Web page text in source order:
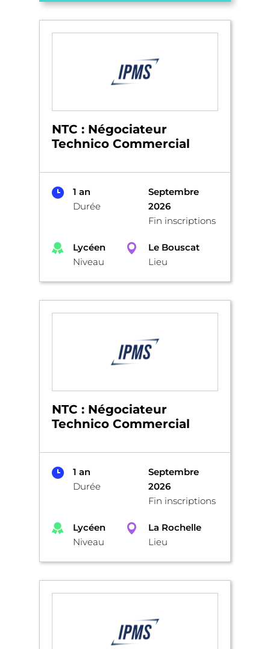
NTC : Négociateur
Technico Commercial
1 an
Durée
Septembre
2026
Fin inscriptions
Lycéen
Niveau
Le Bouscat
Lieu
NTC : Négociateur
Technico Commercial
1 an
Durée
Septembre
2026
Fin inscriptions
Lycéen
Niveau
La Rochelle
Lieu